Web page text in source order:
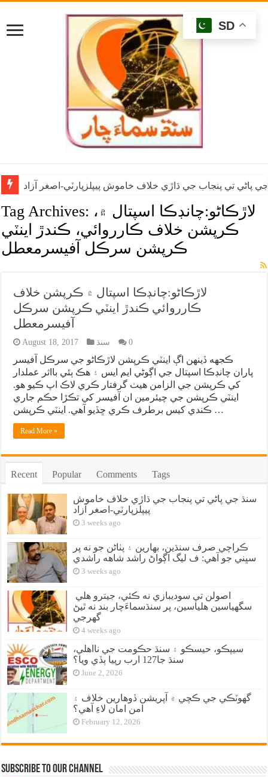
پاڻي تي پنجاب جي ڌاڙي خلاف خاموش پيپلزپارٽي-اصغر آزاد
Tag Archives: لاڙڪاڻو:چانڊڪا اسپتال ۾،
ڪرپشن خلاف ڪارروائي، ڪندڙ اينٽي
ڪرپشن سرڪل آفيسرمعطل
لاڙڪاڻو:چانڊڪا اسپتال ۾ ڪرپشن خلاف
ڪارروائي ڪندڙ اينٽي ڪرپشن سرڪل
آفيسرمعطل
August 18, 2017 سنڌ 0
ڪجهه ڏينهن اڳ اينٽي ڪرپشن لاڙڪاڻو جي سرڪل آفيسر
پاران چانڊڪا اسپتال جي اڳوڻي ايم ايس ۽ هڪ ٻئي بااثر عملدار
کي ڪرپشن جي الزامن هيٺ گرفتار ڪري لاڪ اپ ڪيو هو.
اينٽي ڪرپشن جي چيئرمين ان آفيسر کي تڪڙا حڪم جاري
ڪندي کيس برطرف ڪري ڇڏيو آهي. اينٽي ڪرپشن …
Read More »
Recent Popular Comments Tags
سنڌ جي پاڻي تي پنجاب جي ڌاڙي خلاف خاموش
پيپلزپارٽي-اصغر آزاد
3 weeks ago
ڪراچي صرف سنڌين، بهارين ۽ پٺاڻن جو نه پر
سڀني جو آهي: ف ليگ اڳواڻ راشد شاهه راشدي
3 weeks ago
سگهياسين هلياسين، پر سنڌسماءَچار بند نه ٿيڻ
گهرجي
4 weeks ago
سيپڪو، حيسڪو ۽ سنڌ حڪومت جي نااهلي،
سنڌ جا127 ارب رپيا ٻڏي ويا؟
June 2, 2026
گهوٽڪي جي ڪچي ۾ آپريشن ڏوهارين خلاف ۽
امن امان لاءِ آهي؟
February 12, 2026
Subscribe to our Channel
SD